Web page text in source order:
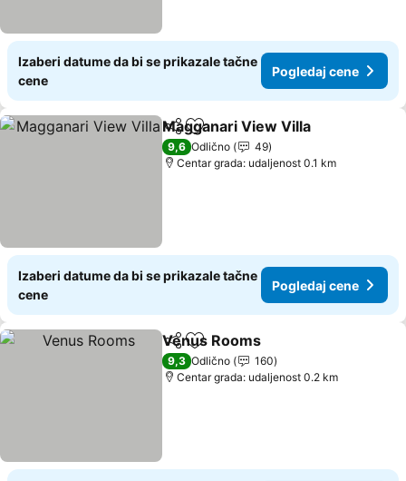
Izaberi datume da bi se prikazale tačne
cene
Pogledaj cene
Deli Dodati u favorite
Magganari View Villa
9,6 Odlično
49
Centar grada: udaljenost 0.1 km
Izaberi datume da bi se prikazale tačne
cene
Pogledaj cene
Deli Dodati u favorite
Venus Rooms
9,3 Odlično
160
Centar grada: udaljenost 0.2 km